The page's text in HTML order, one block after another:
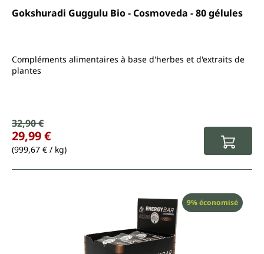
Gokshuradi Guggulu Bio - Cosmoveda - 80 gélules
Compléments alimentaires à base d'herbes et d'extraits de
plantes
Prix de vente :
Prix régulier :
32,90 €
29,99 €
(999,67 € / kg)
Réduction
9% économisé